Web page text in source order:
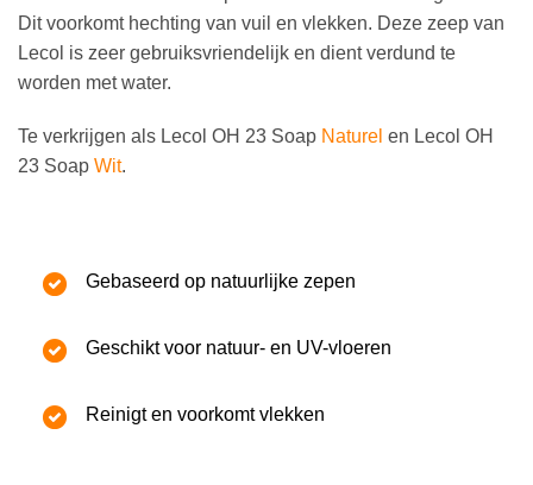
Dit voorkomt hechting van vuil en vlekken. Deze zeep van
Lecol is zeer gebruiksvriendelijk en dient verdund te
worden met water.
Te verkrijgen als Lecol OH 23 Soap Naturel en Lecol OH
23 Soap Wit.
Gebaseerd op natuurlijke zepen
Geschikt voor natuur- en UV-vloeren
Reinigt en voorkomt vlekken